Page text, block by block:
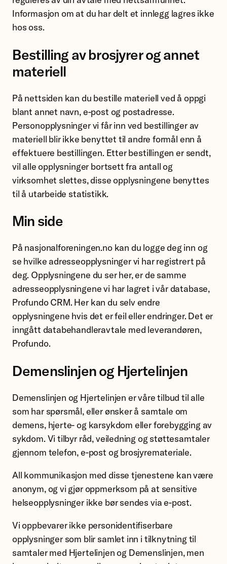
Informasjon om at du har delt et innlegg lagres ikke
hos oss.
Bestilling av brosjyrer og annet
materiell
På nettsiden kan du bestille materiell ved å oppgi
blant annet navn, e-post og postadresse.
Personopplysninger vi får inn ved bestillinger av
materiell blir ikke benyttet til andre formål enn å
effektuere bestillingen. Etter bestillingen er sendt,
vil alle opplysninger bortsett fra antall og
virksomhet slettes, disse opplysningene benyttes
til å utarbeide statistikk.
Min side
På nasjonalforeningen.no kan du logge deg inn og
se hvilke adresseopplysninger vi har registrert på
deg. Opplysningene du ser her, er de samme
adresseopplysningene vi har lagret i vår database,
Profundo CRM. Her kan du selv endre
opplysningene hvis det er feil eller endringer. Det er
inngått databehandleravtale med leverandøren,
Profundo.
Demenslinjen og Hjertelinjen
Demenslinjen og Hjertelinjen er våre tilbud til alle
som har spørsmål, eller ønsker å samtale om
demens, hjerte- og karsykdom eller forebygging av
sykdom. Vi tilbyr råd, veiledning og støttesamtaler
gjennom telefon, e-post og brosjyremateriale.
All kommunikasjon med disse tjenestene kan være
anonym, og vi gjør oppmerksom på at sensitive
helseopplysninger ikke bør sendes via e-post.
Vi oppbevarer ikke personidentifiserbare
opplysninger som blir samlet inn i tilknytning til
samtaler med Hjertelinjen og Demenslinjen, men